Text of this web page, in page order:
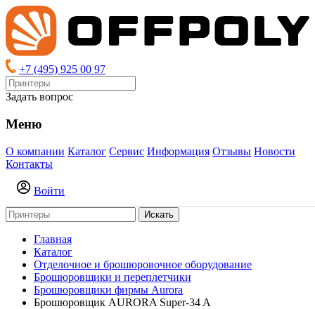
+7 (495) 925 00 97
Задать вопрос
Меню
О компании Каталог Сервис Информация Отзывы Новости
Контакты
Войти
Искать
Главная
Каталог
Отделочное и брошюровочное оборудование
Брошюровщики и переплетчики
Брошюровщики фирмы Aurora
Брошюровщик AURORA Super-34 A